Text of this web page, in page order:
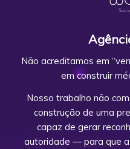
Não acreditamos em
em construir
Nosso trabalho não
construção de uma
capaz de gerar
autoridade — para que